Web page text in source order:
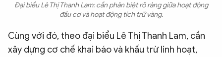
Đại biểu Lê Thị Thanh Lam: cần phân biệt rõ ràng giữa hoạt động
đầu cơ và hoạt động tích trữ vàng.
Cùng với đó, theo đại biểu Lê Thị Thanh Lam, cần
xây dựng cơ chế khai báo và khấu trừ linh hoạt,